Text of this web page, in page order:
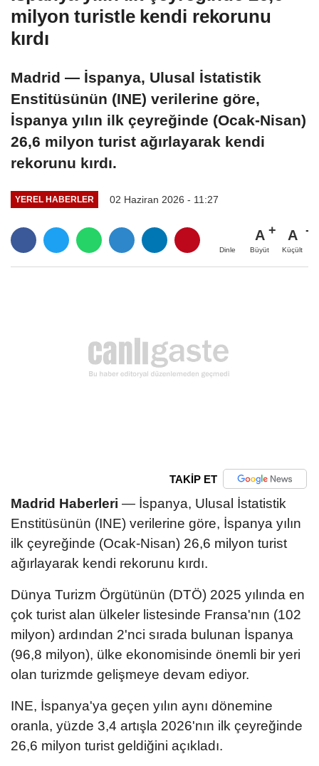
milyon turistle kendi rekorunu
kırdı
Madrid — İspanya, Ulusal İstatistik
Enstitüsünün (INE) verilerine göre,
İspanya yılın ilk çeyreğinde (Ocak-Nisan)
26,6 milyon turist ağırlayarak kendi
rekorunu kırdı.
YEREL HABERLER 02 Haziran 2026 - 11:27
Dinle
A
Büyüt
A
Küçült
TAKİP ET
Madrid Haberleri — İspanya, Ulusal İstatistik
Enstitüsünün (INE) verilerine göre, İspanya yılın
ilk çeyreğinde (Ocak-Nisan) 26,6 milyon turist
ağırlayarak kendi rekorunu kırdı.
Dünya Turizm Örgütünün (DTÖ) 2025 yılında en
çok turist alan ülkeler listesinde Fransa'nın (102
milyon) ardından 2'nci sırada bulunan İspanya
(96,8 milyon), ülke ekonomisinde önemli bir yeri
olan turizmde gelişmeye devam ediyor.
INE, İspanya'ya geçen yılın aynı dönemine
oranla, yüzde 3,4 artışla 2026'nın ilk çeyreğinde
26,6 milyon turist geldiğini açıkladı.